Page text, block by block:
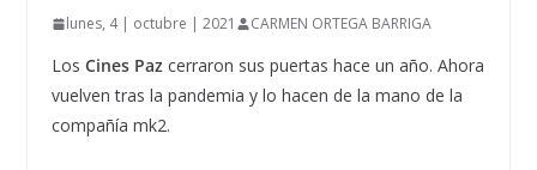
lunes, 4 | octubre | 2021 CARMEN ORTEGA BARRIGA
Los Cines Pazcerraron sus puertas hace un año. Ahora
vuelven tras la pandemia y lo hacen de la mano de la
compañía mk2.